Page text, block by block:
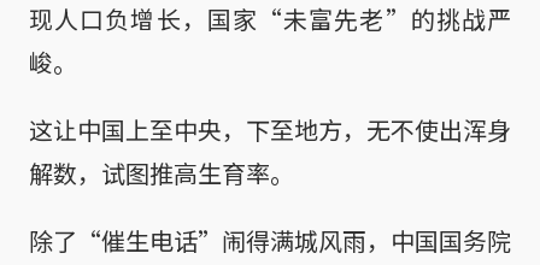
现人口负增长，国家“未富先老”的挑战严
峻。
这让中国上至中央，下至地方，无不使出浑身
解数，试图推高生育率。
除了“催生电话”闹得满城风雨，中国国务院